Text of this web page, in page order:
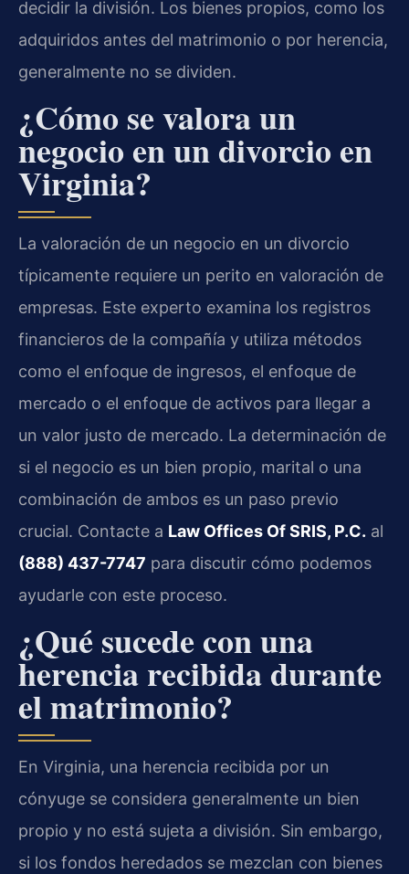
decidir la división. Los bienes propios, como los
adquiridos antes del matrimonio o por herencia,
generalmente no se dividen.
¿Cómo se valora un
negocio en un divorcio en
Virginia?
La valoración de un negocio en un divorcio
típicamente requiere un perito en valoración de
empresas. Este experto examina los registros
financieros de la compañía y utiliza métodos
como el enfoque de ingresos, el enfoque de
mercado o el enfoque de activos para llegar a
un valor justo de mercado. La determinación de
si el negocio es un bien propio, marital o una
combinación de ambos es un paso previo
crucial. Contacte a Law Offices Of SRIS, P.C. al
(888) 437-7747 para discutir cómo podemos
ayudarle con este proceso.
¿Qué sucede con una
herencia recibida durante
el matrimonio?
En Virginia, una herencia recibida por un
cónyuge se considera generalmente un bien
propio y no está sujeta a división. Sin embargo,
si los fondos heredados se mezclan con bienes